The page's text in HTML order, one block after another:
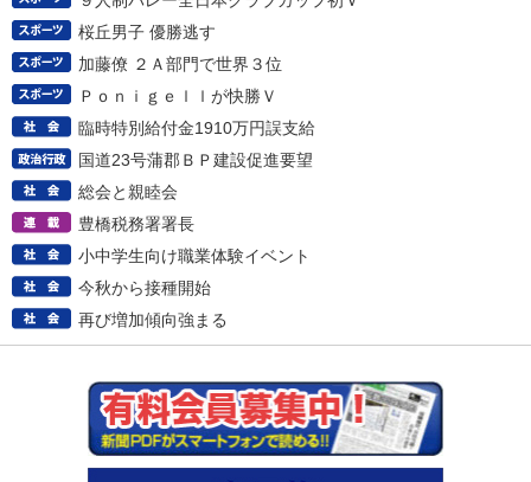
桜丘男子 優勝逃す
加藤僚 ２Ａ部門で世界３位
Ｐｏｎｉｇｅｌｌが快勝Ｖ
臨時特別給付金1910万円誤支給
国道23号蒲郡ＢＰ建設促進要望
総会と親睦会
豊橋税務署署長
小中学生向け職業体験イベント
今秋から接種開始
再び増加傾向強まる